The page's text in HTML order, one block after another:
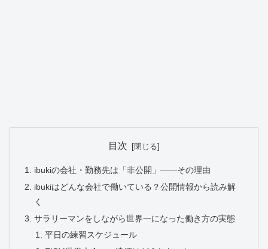
目次
ibukiの会社・勤務先は「非公開」——その理由
ibukiはどんな会社で働いている？公開情報から読み解
く
サラリーマンをしながら世界一になった働き方の実態
平日の練習スケジュール